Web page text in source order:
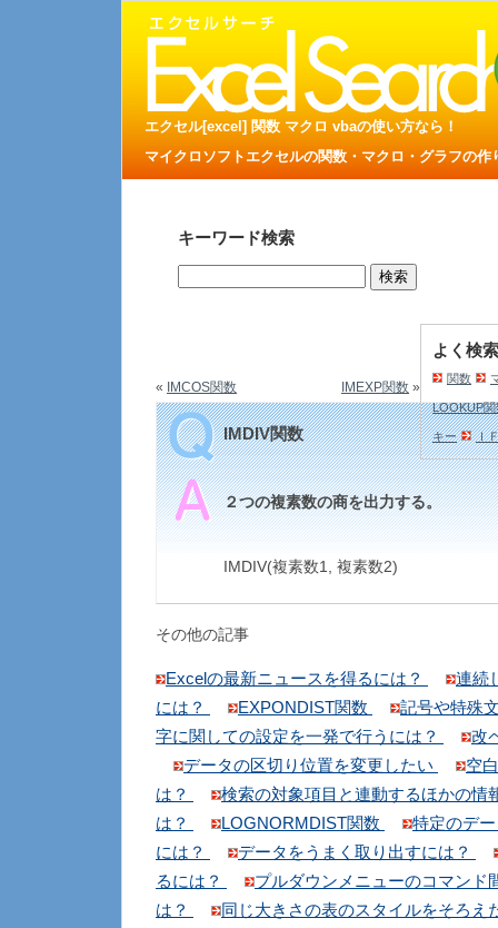
エクセル[excel] 関数 マクロ vbaの使い方なら！
マイクロソフトエクセルの関数・マクロ・グラフの
キーワード検索
よく検
関数
LOOKUP関
キー Ｉ
« IMCOS関数 IMEXP関数 »
IMDIV関数
２つの複素数の商を出力する。
IMDIV(複素数1, 複素数2)
その他の記事
Excelの最新ニュースを得るには？
連続
には？
EXPONDIST関数
記号や特殊
字に関しての設定を一発で行うには？
改
データの区切り位置を変更したい
空
は？
検索の対象項目と連動するほかの情
は？
LOGNORMDIST関数
特定のデ
には？
データをうまく取り出すには？
るには？
プルダウンメニューのコマンド
は？
同じ大きさの表のスタイルをそろえ